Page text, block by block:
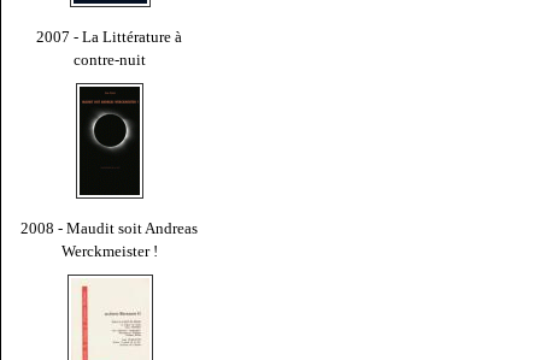
2007 - La Littérature à
contre-nuit
2008 - Maudit soit Andreas
Werckmeister !